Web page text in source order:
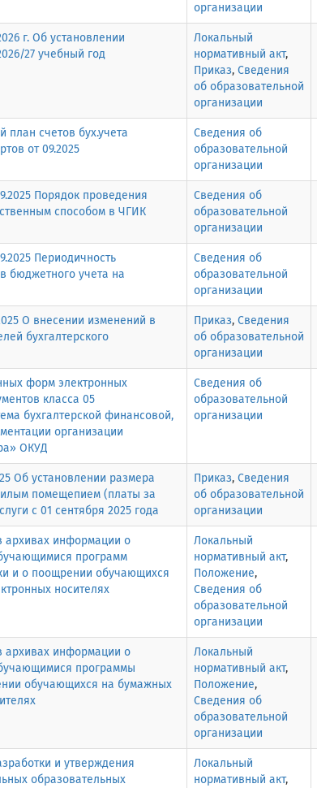
организации
г. Об установлении
27 учебный год
Локальный
нормативный акт,
Приказ, Сведения
об образовательной
организации
счетов бух.учета
от 09.2025
Сведения об
образовательной
организации
Порядок проведения
способом в ЧГИК
Сведения об
образовательной
организации
Периодичность
бюджетного учета на
Сведения об
образовательной
организации
О внесении изменений в
бухгалтерского
Приказ, Сведения
об образовательной
организации
форм электронных
класса 05
бухгалтерской финансовой,
организации
ОКУД
Сведения об
образовательной
организации
Об установлении размера
помещепием (платы за
с 01 сентября 2025 года
Приказ, Сведения
об образовательной
организации
архивах информации о
программ
и о поощрении обучающихся
носителях
Локальный
нормативный акт,
Положение,
Сведения об
образовательной
организации
архивах информации о
программы
обучающихся на бумажных
Локальный
нормативный акт,
Положение,
Сведения об
образовательной
организации
и утверждения
образовательных
Локальный
нормативный акт,